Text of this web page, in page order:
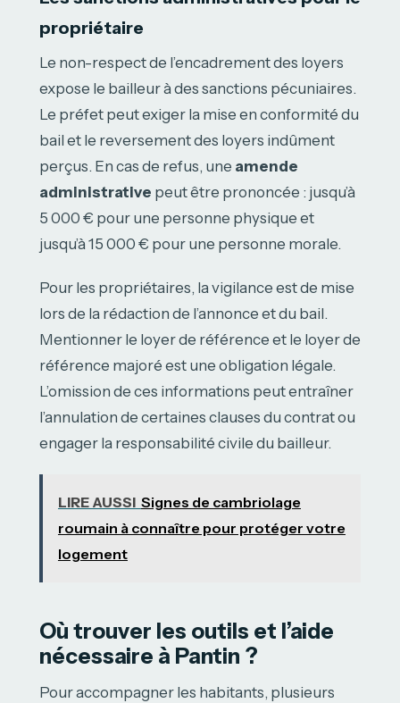
propriétaire
Le non-respect de l’encadrement des loyers
expose le bailleur à des sanctions pécuniaires.
Le préfet peut exiger la mise en conformité du
bail et le reversement des loyers indûment
perçus. En cas de refus, une amende
administrative peut être prononcée : jusqu’à
5 000 € pour une personne physique et
jusqu’à 15 000 € pour une personne morale.
Pour les propriétaires, la vigilance est de mise
lors de la rédaction de l’annonce et du bail.
Mentionner le loyer de référence et le loyer de
référence majoré est une obligation légale.
L’omission de ces informations peut entraîner
l’annulation de certaines clauses du contrat ou
engager la responsabilité civile du bailleur.
LIRE AUSSI Signes de cambriolage
roumain à connaître pour protéger votre
logement
Où trouver les outils et l’aide
nécessaire à Pantin ?
Pour accompagner les habitants, plusieurs